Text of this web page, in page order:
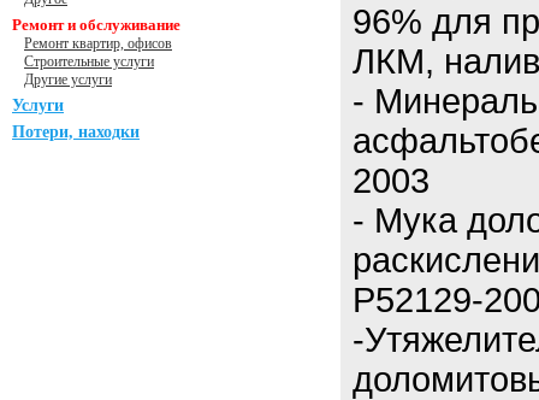
Ремонт и обслуживание
Ремонт квартир, офисов
Строительные услуги
Другие услуги
Услуги
Потери, находки
96% для
ЛКМ,
-
2003
- Мука
Р52129-
-